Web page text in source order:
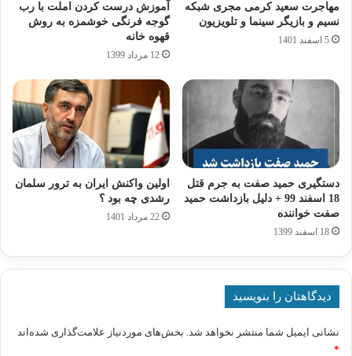
مهاجرت سعید کرمی مجری شبکه
نسیم و بازیگر سینما و تلویزیون
5 اسفند 1401
آموزش درست کردن املت با رب
گوجه فرنگی خوشمزه به روش
قهوه خانه
12 مرداد 1399
دستگیری حمید صفت به جرم قتل
18 اسفند 99 + دلیل بازداشت حمید
صفت خواننده
18 اسفند 1399
اولین واکنش ایران به ترور سلمان
رشدی چه بود ؟
22 مرداد 1401
دیدگاهتان را بنویسید
نشانی ایمیل شما منتشر نخواهد شد. بخش‌های موردنیاز علامت‌گذاری شده‌اند
*